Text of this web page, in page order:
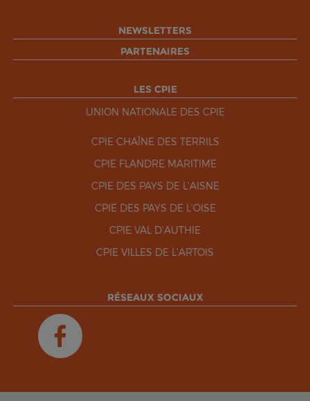
NEWSLETTERS
PARTENAIRES
LES CPIE
UNION NATIONALE DES CPIE
CPIE CHAÎNE DES TERRILS
CPIE FLANDRE MARITIME
CPIE DES PAYS DE L'AISNE
CPIE DES PAYS DE L'OISE
CPIE VAL D'AUTHIE
CPIE VILLES DE L'ARTOIS
RÉSEAUX SOCIAUX